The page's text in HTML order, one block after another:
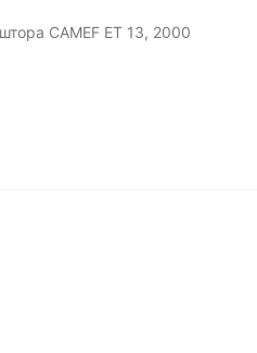
CAMEF ET 13, 2000